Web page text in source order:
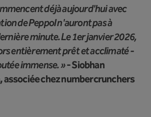
déjà aujourd'hui avec
de Peppol n'auront pas à
minute. Le 1er janvier 2026,
entièrement prêt et acclimaté -
immense. »- Siobhan
associée chez numbercrunchers